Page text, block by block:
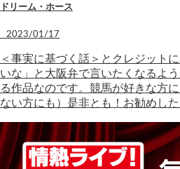
ドリーム・ホース
2023/01/17
＜事実に基づく話＞とクレジット
いな」と大阪弁で言いたくなるよ
る作品なのです。競馬が好きな方
ない方にも）是非とも！お勧めし